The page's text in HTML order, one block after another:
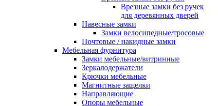
Врезные замки без ручек
для деревянных дверей
Навесные замки
Замки велосипедные/тросовые
Почтовые / накидные замки
Мебельная фурнитура
Замки мебельные/витринные
Зеркалодержатели
Крючки мебельные
Магнитные защелки
Направляющие
Опоры мебельные